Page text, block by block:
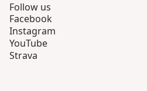
Follow us
Facebook
Instagram
YouTube
Strava